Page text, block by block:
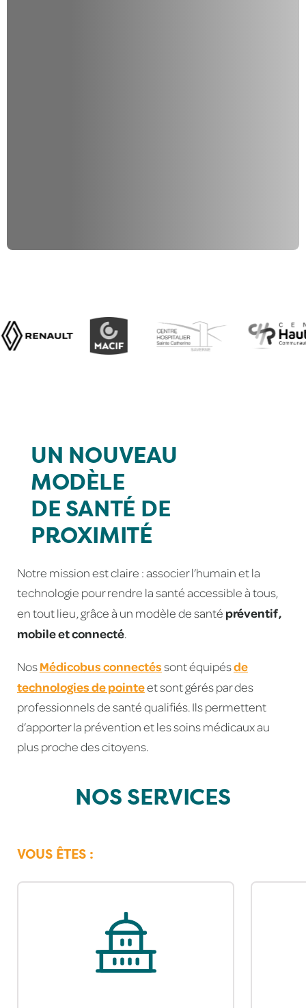
UN NOUVEAU
MODÈLE
DE SANTÉ DE
PROXIMITÉ
Notre mission est claire : associer l’humain et la
technologie pour rendre la santé accessible à tous,
en tout lieu, grâce à un modèle de santé préventif,
mobile et connecté.
NosMédicobus connectéssont équipésde
technologies de pointeet sont gérés par des
professionnels de santé qualifiés. Ils permettent
d’apporter la prévention et les soins médicaux au
plus proche des citoyens.
NOS SERVICES
VOUS ÊTES :